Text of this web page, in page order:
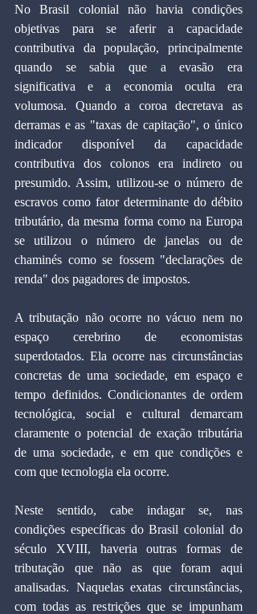
No Brasil colonial não havia condições
objetivas para se aferir a capacidade
contributiva da população, principalmente
quando se sabia que a evasão era
significativa e a economia oculta era
volumosa. Quando a coroa decretava as
derramas e as "taxas de capitação", o único
indicador disponível da capacidade
contributiva dos colonos era indireto ou
presumido. Assim, utilizou-se o número de
escravos como fator determinante do débito
tributário, da mesma forma como na Europa
se utilizou o número de janelas ou de
chaminés como se fossem "declarações de
renda" dos pagadores de impostos.
A tributação não ocorre no vácuo nem no
espaço cerebrino de economistas
superdotados. Ela ocorre nas circunstâncias
concretas de uma sociedade, em espaço e
tempo definidos. Condicionantes de ordem
tecnológica, social e cultural demarcam
claramente o potencial de exação tributária
de uma sociedade, e em que condições e
com que tecnologia ela ocorre.
Neste sentido, cabe indagar se, nas
condições específicas do Brasil colonial do
século XVIII, haveria outras formas de
tributação que não as que foram aqui
analisadas. Naquelas exatas circunstâncias,
com todas as restrições que se impunham